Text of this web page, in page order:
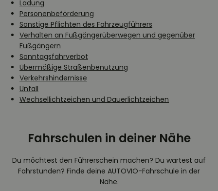
Ladung
Personenbeförderung
Sonstige Pflichten des Fahrzeugführers
Verhalten an Fußgängerüberwegen und gegenüber
Fußgängern
Sonntagsfahrverbot
Übermäßige Straßenbenutzung
Verkehrshindernisse
Unfall
Wechsellichtzeichen und Dauerlichtzeichen
Fahrschulen in deiner Nähe
Du möchtest den Führerschein machen? Du wartest auf
Fahrstunden? Finde deine AUTOVIO-Fahrschule in der
Nähe.